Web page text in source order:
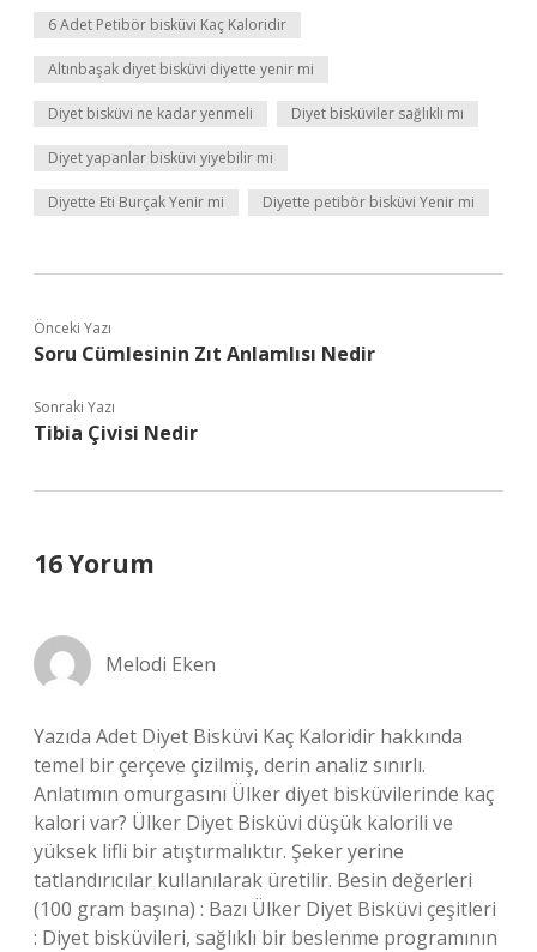
6 Adet Petibör bisküvi Kaç Kaloridir
Altınbaşak diyet bisküvi diyette yenir mi
Diyet bisküvi ne kadar yenmeli Diyet bisküviler sağlıklı mı
Diyet yapanlar bisküvi yiyebilir mi
Diyette Eti Burçak Yenir mi Diyette petibör bisküvi Yenir mi
Önceki Yazı
Soru Cümlesinin Zıt Anlamlısı Nedir
Sonraki Yazı
Tibia Çivisi Nedir
16 Yorum
Melodi Eken
Yazıda Adet Diyet Bisküvi Kaç Kaloridir hakkında
temel bir çerçeve çizilmiş, derin analiz sınırlı.
Anlatımın omurgasını Ülker diyet bisküvilerinde kaç
kalori var? Ülker Diyet Bisküvi düşük kalorili ve
yüksek lifli bir atıştırmalıktır. Şeker yerine
tatlandırıcılar kullanılarak üretilir. Besin değerleri
(100 gram başına) : Bazı Ülker Diyet Bisküvi çeşitleri
: Diyet bisküvileri, sağlıklı bir beslenme programının